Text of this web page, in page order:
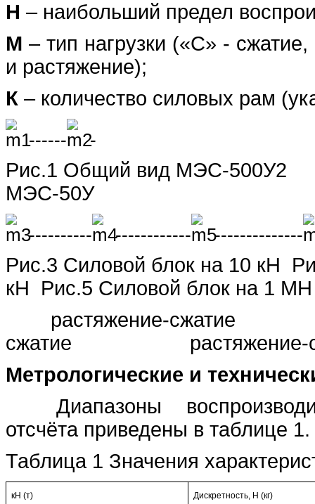
Н – наибольший предел
М – тип нагрузки («С» -
и растяжение);
К – количество силовых рам
------ -
Рис.1 Общий вид МЭС-
МЭС-50У
---------- ------------ --------------
Рис.3 Силовой блок на 10 кН
кН Рис.5 Силовой блок на 1
растяжение-сжатие
сжатие
Метрологические и
Диапазоны
отсчёта приведены в таблице 1.
Таблица 1 Значения
кН (т) Дискретность, Н (кг)